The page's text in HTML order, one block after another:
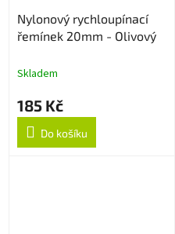
Nylonový rychloupínací
řemínek 20mm - Olivový
Skladem
185 Kč
Do košíku